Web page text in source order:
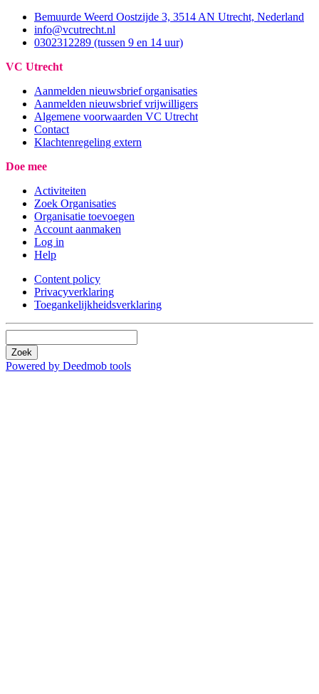
Bemuurde Weerd Oostzijde 3, 3514 AN Utrecht, Nederland
info@vcutrecht.nl
0302312289 (tussen 9 en 14 uur)
VC Utrecht
Aanmelden nieuwsbrief organisaties
Aanmelden nieuwsbrief vrijwilligers
Algemene voorwaarden VC Utrecht
Contact
Klachtenregeling extern
Doe mee
Activiteiten
Zoek Organisaties
Organisatie toevoegen
Account aanmaken
Log in
Help
Content policy
Privacyverklaring
Toegankelijkheidsverklaring
Zoek
Powered by Deedmob tools